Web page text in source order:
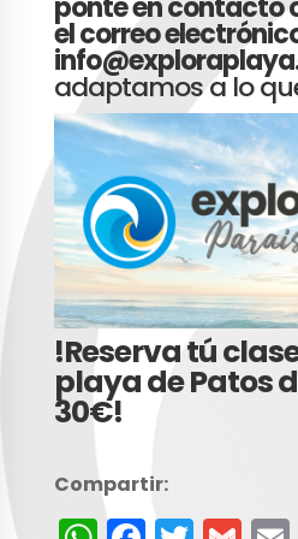
el correo
adaptamos a lo
!Reserva tú
playa de Patos
30€!
Compartir: